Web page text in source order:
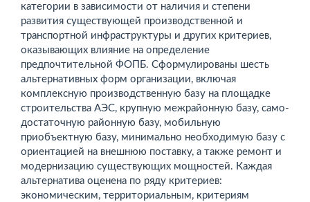
категории в зависимости от наличия и степени
развития существующей производственной и
транспортной инфраструктуры и других критериев,
оказывающих влияние на определение
предпочтительной ФОПБ. Сформулированы шесть
альтернативных форм организации, включая
комплексную производственную базу на площадке
строительства АЭС, крупную межрайонную базу, само­
достаточную районную базу, мобильную
приобъектную базу, минимально необходимую базу с
ориентацией на внешнюю поставку, а также ремонт и
модернизацию существующих мощностей. Каждая
альтернатива оценена по ряду критериев:
экономическим, территориальным, критериям